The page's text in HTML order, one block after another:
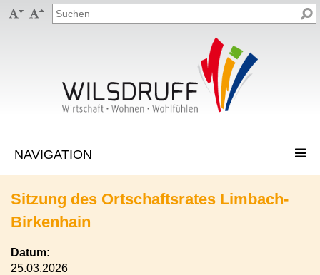
 
Sitzung des Ortschaftsrates Limbach-
Birkenhain
Datum:
25.03.2026